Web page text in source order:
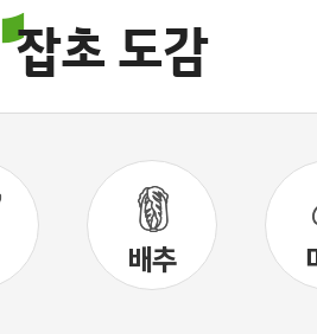
잡초 도감
배추